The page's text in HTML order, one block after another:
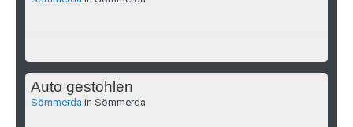
Auto gestohlen
Sömmerda in Sömmerda